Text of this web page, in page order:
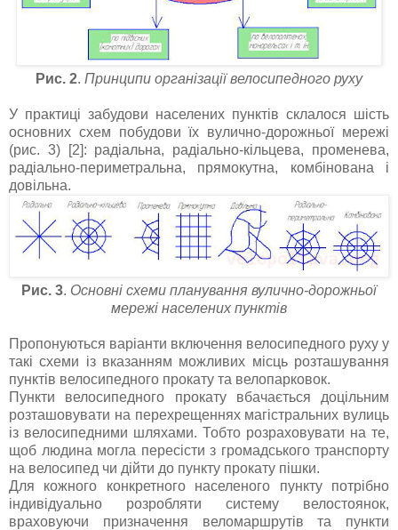
Рис. 2. Принципи організації велосипедного руху
У практиці забудови населених пунктів склалося шість
основних схем побудови їх вулично-дорожньої мережі
(рис. 3) [2]: радіальна, радіально-кільцева, променева,
радіально-периметральна, прямокутна, комбінована і
довільна.
Рис. 3. Основні схеми планування вулично-дорожньої
мережі населених пунктів
Пропонуються варіанти включення велосипедного руху у
такі схеми із вказанням можливих місць розташування
пунктів велосипедного прокату та велопарковок.
Пункти велосипедного прокату вбачається доцільним
розташовувати на перехрещеннях магістральних вулиць
із велосипедними шляхами. Тобто розраховувати на те,
щоб людина могла пересісти з громадського транспорту
на велосипед чи дійти до пункту прокату пішки.
Для кожного конкретного населеного пункту потрібно
індивідуально розробляти систему велостоянок,
враховуючи призначення веломаршрутів та пункти